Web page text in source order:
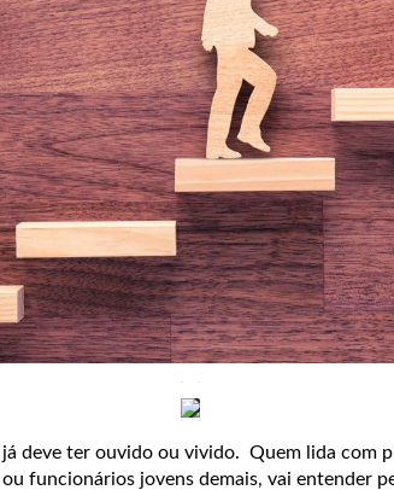
deve ter ouvido ou vivido. Quem lida com
funcionários jovens demais, vai entender